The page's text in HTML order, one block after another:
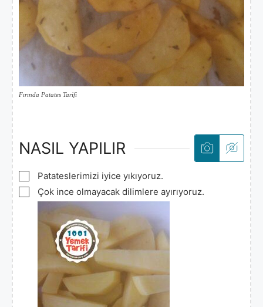
Fırında Patates Tarifi
NASIL YAPILIR
▢
Patateslerimizi iyice yıkıyoruz.
▢
Çok ince olmayacak dilimlere ayırıyoruz.